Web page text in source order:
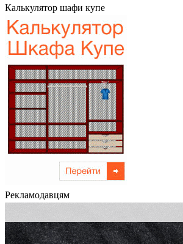
Калькулятор шафи купе
Рекламодавцям